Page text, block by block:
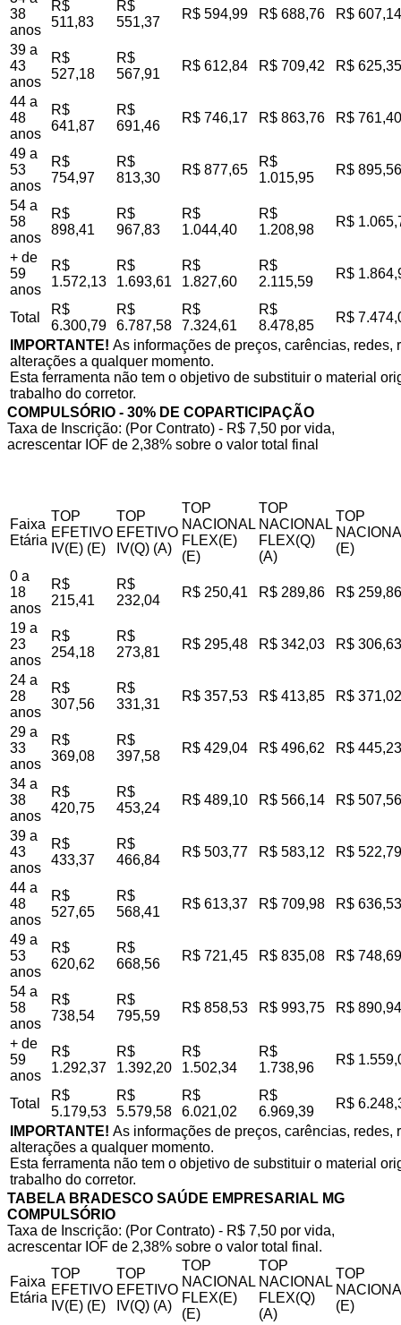
38
anos
R$
511,83
R$
551,37
R$ 594,99 R$ 688,76 R$ 607,14
39 a
43
anos
R$
527,18
R$
567,91
R$ 612,84 R$ 709,42 R$ 625,35
44 a
48
anos
R$
641,87
R$
691,46
R$ 746,17 R$ 863,76 R$ 761,40
49 a
53
anos
R$
754,97
R$
813,30
R$ 877,65
R$
1.015,95
R$ 895,56
54 a
58
anos
R$
898,41
R$
967,83
R$
1.044,40
R$
1.208,98
R$
+ de
59
anos
R$
1.572,13
R$
1.693,61
R$
1.827,60
R$
2.115,59
R$
Total
R$
6.300,79
R$
6.787,58
R$
7.324,61
R$
8.478,85
R$
IMPORTANTE! As informações de preços, carências,
alterações a qualquer momento.
Esta ferramenta não tem o objetivo de substituir o material
trabalho do corretor.
COMPULSÓRIO - 30% DE COPARTICIPAÇÃO
Taxa de Inscrição: (Por Contrato) - R$ 7,50 por vida,
acrescentar IOF de 2,38% sobre o valor total final
Faixa
Etária
TOP
EFETIVO
IV(E) (E)
TOP
EFETIVO
IV(Q) (A)
TOP
NACIONAL
FLEX(E)
(E)
TOP
NACIONAL
FLEX(Q)
(A)
TOP
(E)
0 a
18
anos
R$
215,41
R$
232,04
R$ 250,41 R$ 289,86 R$ 259,86
19 a
23
anos
R$
254,18
R$
273,81
R$ 295,48 R$ 342,03 R$ 306,63
24 a
28
anos
R$
307,56
R$
331,31
R$ 357,53 R$ 413,85 R$ 371,02
29 a
33
anos
R$
369,08
R$
397,58
R$ 429,04 R$ 496,62 R$ 445,23
34 a
38
anos
R$
420,75
R$
453,24
R$ 489,10 R$ 566,14 R$ 507,56
39 a
43
anos
R$
433,37
R$
466,84
R$ 503,77 R$ 583,12 R$ 522,79
44 a
48
anos
R$
527,65
R$
568,41
R$ 613,37 R$ 709,98 R$ 636,53
49 a
53
anos
R$
620,62
R$
668,56
R$ 721,45 R$ 835,08 R$ 748,69
54 a
58
anos
R$
738,54
R$
795,59
R$ 858,53 R$ 993,75 R$ 890,94
+ de
59
anos
R$
1.292,37
R$
1.392,20
R$
1.502,34
R$
1.738,96
R$
Total
R$
5.179,53
R$
5.579,58
R$
6.021,02
R$
6.969,39
R$
IMPORTANTE! As informações de preços, carências,
alterações a qualquer momento.
Esta ferramenta não tem o objetivo de substituir o material
trabalho do corretor.
TABELA BRADESCO SAÚDE EMPRESARIAL MG
COMPULSÓRIO
Taxa de Inscrição: (Por Contrato) - R$ 7,50 por vida,
acrescentar IOF de 2,38% sobre o valor total final.
Faixa
Etária
TOP
EFETIVO
IV(E) (E)
TOP
EFETIVO
IV(Q) (A)
TOP
NACIONAL
FLEX(E)
(E)
TOP
NACIONAL
FLEX(Q)
(A)
TOP
(E)